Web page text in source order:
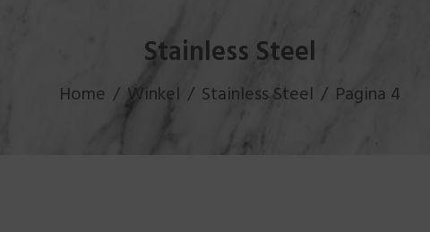
Stainless Steel
Home Winkel Stainless Steel Pagina 4